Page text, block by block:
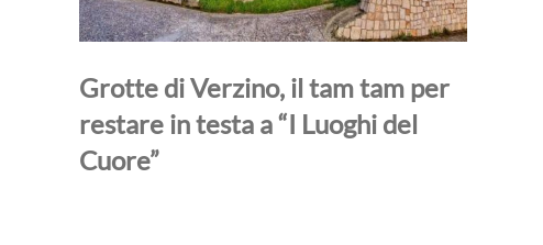
Grotte di Verzino, il tam tam per
restare in testa a “I Luoghi del
Cuore”